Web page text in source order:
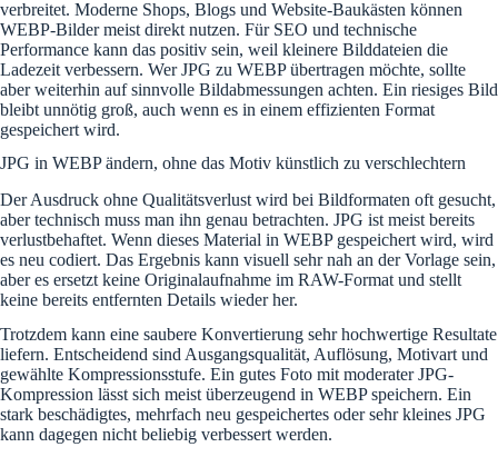
verbreitet. Moderne Shops, Blogs und Website-Baukästen können
WEBP-Bilder meist direkt nutzen. Für SEO und technische
Performance kann das positiv sein, weil kleinere Bilddateien die
Ladezeit verbessern. Wer JPG zu WEBP übertragen möchte, sollte
aber weiterhin auf sinnvolle Bildabmessungen achten. Ein riesiges Bild
bleibt unnötig groß, auch wenn es in einem effizienten Format
gespeichert wird.
JPG in WEBP ändern, ohne das Motiv künstlich zu verschlechtern
Der Ausdruck ohne Qualitätsverlust wird bei Bildformaten oft gesucht,
aber technisch muss man ihn genau betrachten. JPG ist meist bereits
verlustbehaftet. Wenn dieses Material in WEBP gespeichert wird, wird
es neu codiert. Das Ergebnis kann visuell sehr nah an der Vorlage sein,
aber es ersetzt keine Originalaufnahme im RAW-Format und stellt
keine bereits entfernten Details wieder her.
Trotzdem kann eine saubere Konvertierung sehr hochwertige Resultate
liefern. Entscheidend sind Ausgangsqualität, Auflösung, Motivart und
gewählte Kompressionsstufe. Ein gutes Foto mit moderater JPG-
Kompression lässt sich meist überzeugend in WEBP speichern. Ein
stark beschädigtes, mehrfach neu gespeichertes oder sehr kleines JPG
kann dagegen nicht beliebig verbessert werden.